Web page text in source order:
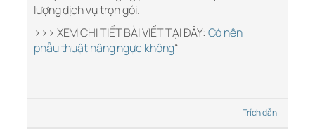
lượng dịch vụ trọn gói.
>>> XEM CHI TIẾT BÀI VIẾT TẠI ĐÂY: Có nên
phẫu thuật nâng ngực không“
Trích dẫn